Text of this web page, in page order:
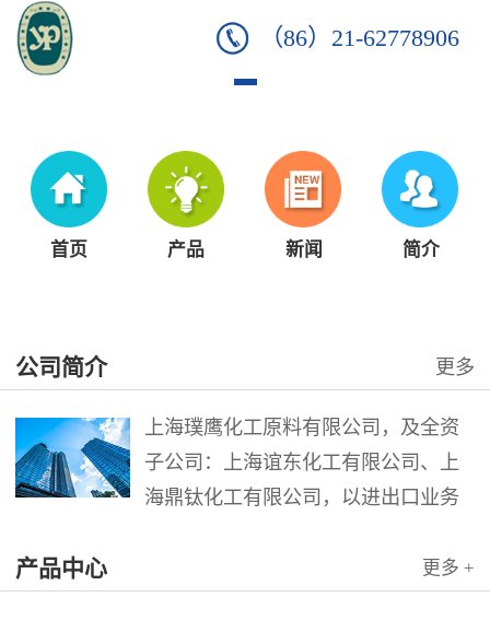
（86）21-62778906
首页 产品 新闻 简介
公司简介 更多
上海璞鹰化工原料有限公司，及全资
子公司：上海谊东化工有限公司、上
海鼎钛化工有限公司，以进出口业务
品。公司以其灵活的市场对策和创造
产品中心 更多 +